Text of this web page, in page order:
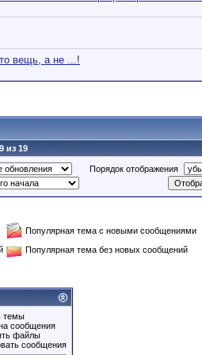
вещь, а не ...!
из 19
Порядок отображения
Популярная тема с новыми сообщениями
Популярная тема без новых сообщений
темы
сообщения
файлы
сообщения